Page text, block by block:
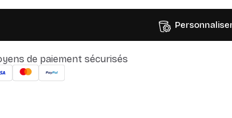
de paiement sécurisés